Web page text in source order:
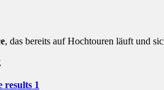
, das bereits auf Hochtouren läuft und